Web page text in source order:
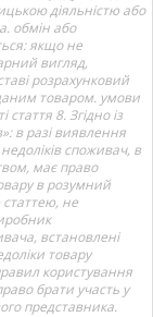
діяльністю або
обмін або
якщо не
вигляд,
розрахунковий
товаром. умови
8. Згідно із
в разі виявлення
споживач, в
має право
в розумний
не
встановлені
товару
користування
брати участь у
представника.